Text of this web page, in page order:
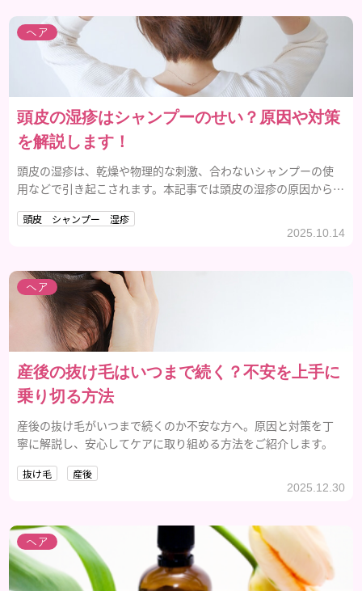
ヘア
頭皮の湿疹はシャンプーのせい？原因や対策
を解説します！
頭皮の湿疹は、乾燥や物理的な刺激、合わないシャンプーの使
用などで引き起こされます。本記事では頭皮の湿疹の原因から対
い。
頭皮 シャンプー 湿疹
2025.10.14
ヘア
産後の抜け毛はいつまで続く？不安を上手に
乗り切る方法
産後の抜け毛がいつまで続くのか不安な方へ。原因と対策を丁
寧に解説し、安心してケアに取り組める方法をご紹介します。
抜け毛 産後
2025.12.30
ヘア